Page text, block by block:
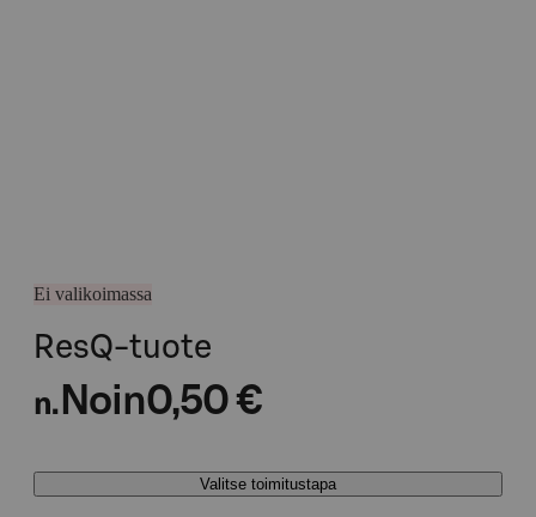
Ei valikoimassa
ResQ-tuote
n. Noin0,50 €
Valitse toimitustapa